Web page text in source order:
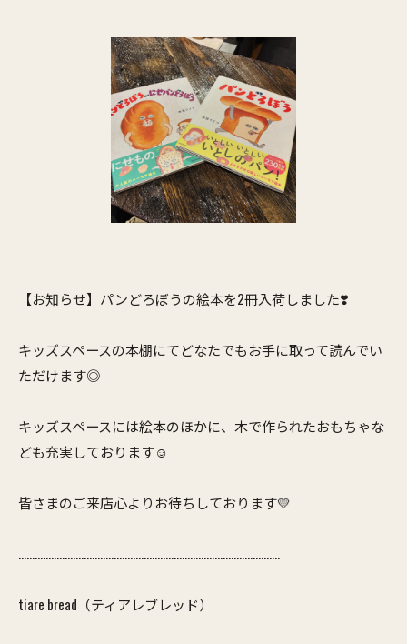
【お知らせ】パンどろぼうの絵本を2冊入荷しました❣️
キッズスペースの本棚にてどなたでもお手に取って読んでい
ただけます◎
キッズスペースには絵本のほかに、木で作られたおもちゃな
ども充実しております☺️
皆さまのご来店心よりお待ちしております💛
……………………………………………………………………………………
tiare bread（ティアレブレッド）